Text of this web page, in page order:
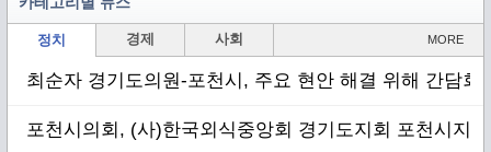
정치 경제 사회 MORE
최순자 경기도의원-포천시, 주요 현안 해결 위해 간담회
포천시의회, (사)한국외식중앙회 경기도지회 포천시지